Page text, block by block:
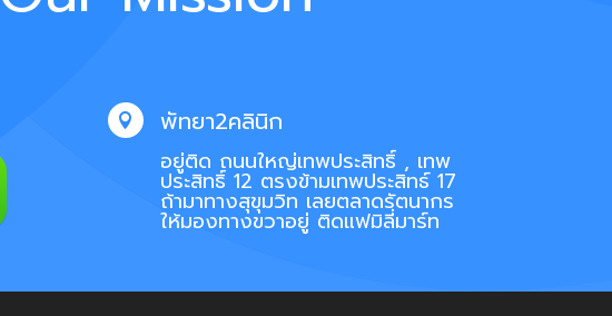
 พัทยา2คลินิก
อยู่ติด ถนนใหญ่เทพประสิทธิ์ , เทพ
ประสิทธิ์ 12 ตรงข้ามเทพประสิทธ์ 17
ถ้ามาทางสุขุมวิท เลยตลาดรัตนากร
ให้มองทางขวาอยู่ ติดแฟมิลี่มาร์ท